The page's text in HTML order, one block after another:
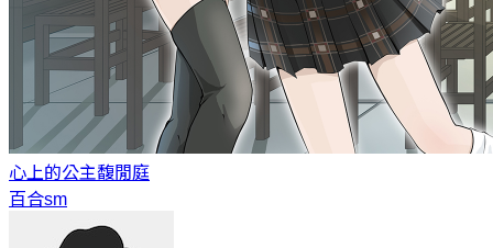
心上的公主馥閒庭
百合sm